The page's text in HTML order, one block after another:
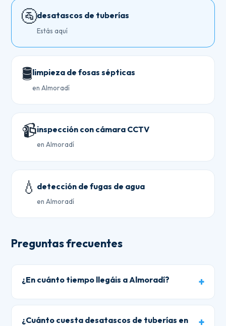
🚰desatascos de tuberías
Estás aquí
🛢️limpieza de fosas sépticas
en Almoradí
📹inspección con cámara CCTV
en Almoradí
💧 detección de fugas de agua
en Almoradí
Preguntas frecuentes
¿En cuánto tiempo llegáis a Almoradí?
¿Cuánto cuesta desatascos de tuberías en